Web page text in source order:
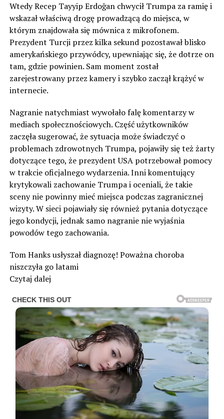
Wtedy Recep Tayyip Erdoğan chwycił Trumpa za ramię i
wskazał właściwą drogę prowadzącą do miejsca, w
którym znajdowała się mównica z mikrofonem.
Prezydent Turcji przez kilka sekund pozostawał blisko
amerykańskiego przywódcy, upewniając się, że dotrze on
tam, gdzie powinien. Sam moment został
zarejestrowany przez kamery i szybko zaczął krążyć w
internecie.
Nagranie natychmiast wywołało falę komentarzy w
mediach społecznościowych. Część użytkowników
zaczęła sugerować, że sytuacja może świadczyć o
problemach zdrowotnych Trumpa, pojawiły się też żarty
dotyczące tego, że prezydent USA potrzebował pomocy
w trakcie oficjalnego wydarzenia. Inni komentujący
krytykowali zachowanie Trumpa i oceniali, że takie
sceny nie powinny mieć miejsca podczas zagranicznej
wizyty. W sieci pojawiały się również pytania dotyczące
jego kondycji, jednak samo nagranie nie wyjaśnia
powodów tego zachowania.
Tom Hanks usłyszał diagnozę! Poważna choroba
niszczyła go latami
Czytaj dalej